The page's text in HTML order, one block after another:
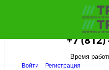
+7 (812)
Время
Войти
Регистрация